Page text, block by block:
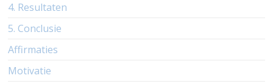
4. Resultaten
5. Conclusie
Affirmaties
Motivatie